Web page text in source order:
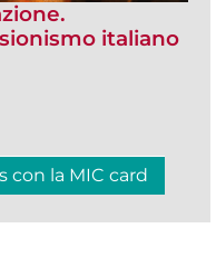
italiano
con la MIC card